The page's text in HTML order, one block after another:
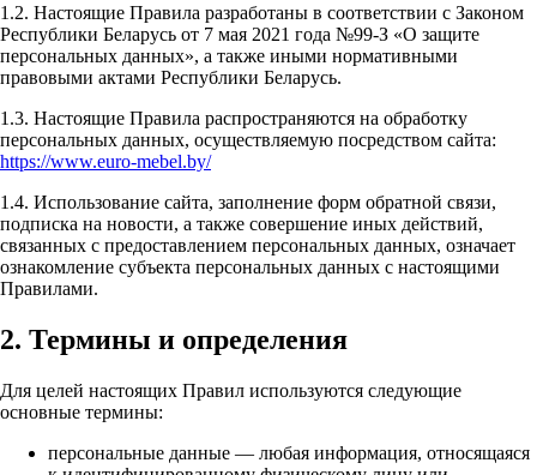
1.2. Настоящие Правила разработаны в соответствии с Законом
Республики Беларусь от 7 мая 2021 года №99-З «О защите
персональных данных», а также иными нормативными
правовыми актами Республики Беларусь.
1.3. Настоящие Правила распространяются на обработку
персональных данных, осуществляемую посредством сайта:
https://www.euro-mebel.by/
1.4. Использование сайта, заполнение форм обратной связи,
подписка на новости, а также совершение иных действий,
связанных с предоставлением персональных данных, означает
ознакомление субъекта персональных данных с настоящими
Правилами.
2. Термины и определения
Для целей настоящих Правил используются следующие
основные термины:
персональные данные — любая информация, относящаяся